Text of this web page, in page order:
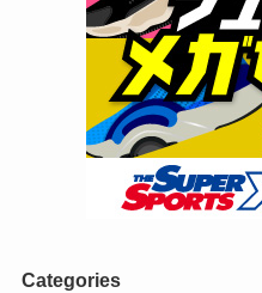
Categories